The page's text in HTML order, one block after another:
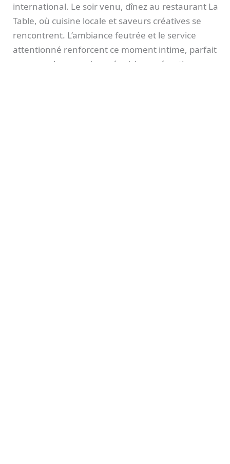
international. Le soir venu, dînez au restaurant La
Table, où cuisine locale et saveurs créatives se
rencontrent. L’ambiance feutrée et le service
attentionné renforcent ce moment intime, parfait
pour conclure une journée riche en émotions.